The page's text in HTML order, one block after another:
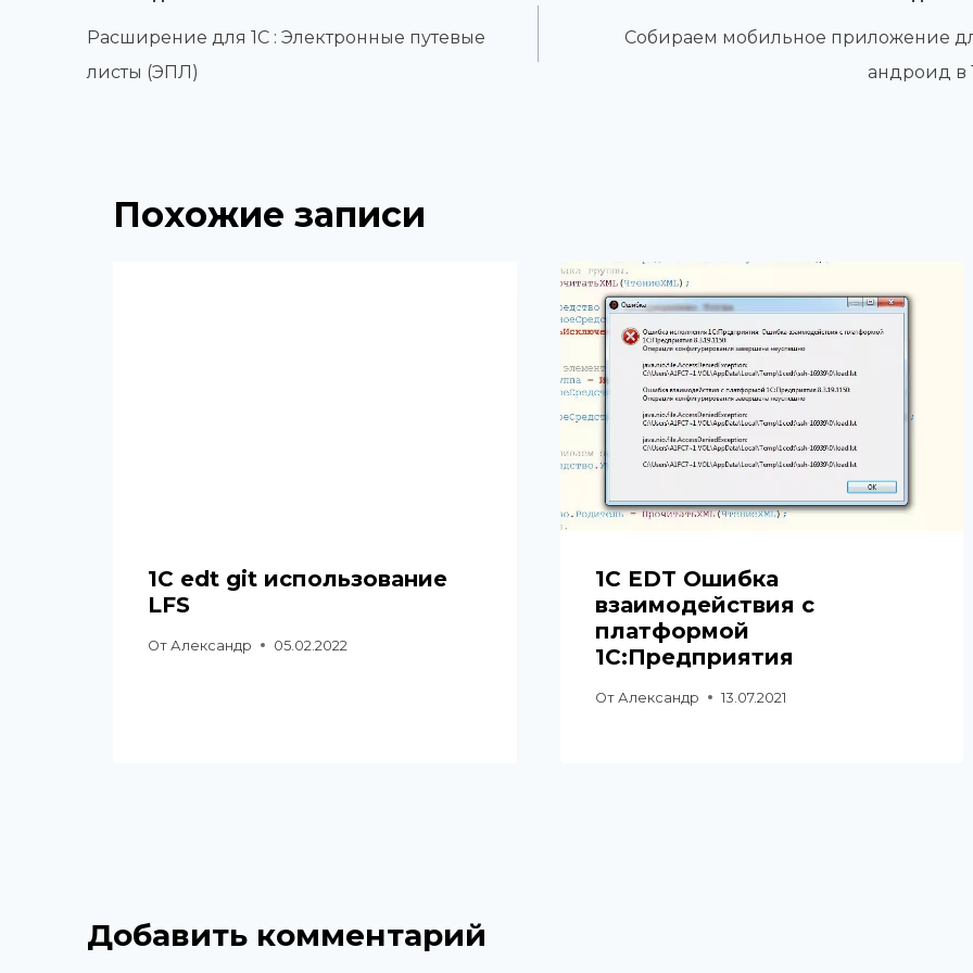
по
записям
Расширение для 1С : Электронные путевые
листы (ЭПЛ)
Собираем мобильное приложение
андроид в
Похожие записи
1C edt git использование
LFS
От Александр 05.02.2022
1C EDT Ошибка
взаимодействия с
платформой
1С:Предприятия
От Александр 13.07.2021
Добавить комментарий